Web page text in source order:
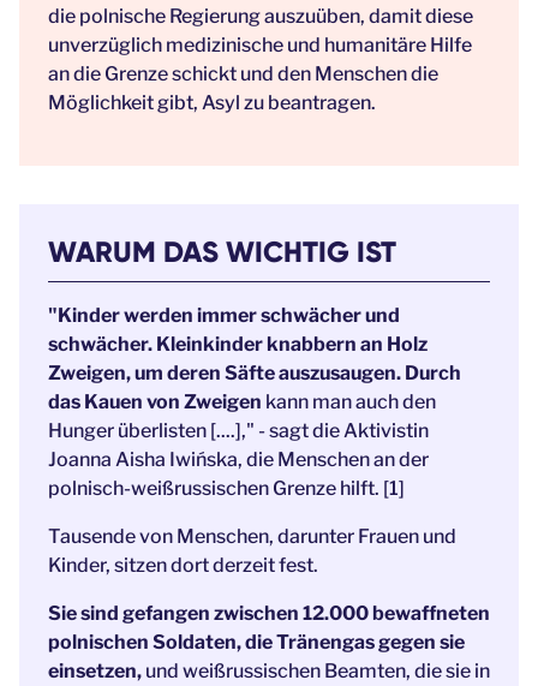
die polnische Regierung auszuüben, damit diese
unverzüglich medizinische und humanitäre Hilfe
an die Grenze schickt und den Menschen die
Möglichkeit gibt, Asyl zu beantragen.
WARUM DAS WICHTIG IST
"Kinder werden immer schwächer und
schwächer. Kleinkinder knabbern an Holz
Zweigen, um deren Säfte auszusaugen. Durch
das Kauen von Zweigen kann man auch den
Hunger überlisten [....]," - sagt die Aktivistin
Joanna Aisha Iwińska, die Menschen an der
polnisch-weißrussischen Grenze hilft. [1]
Tausende von Menschen, darunter Frauen und
Kinder, sitzen dort derzeit fest.
Sie sind gefangen zwischen 12.000 bewaffneten
polnischen Soldaten, die Tränengas gegen sie
einsetzen, und weißrussischen Beamten, die sie in